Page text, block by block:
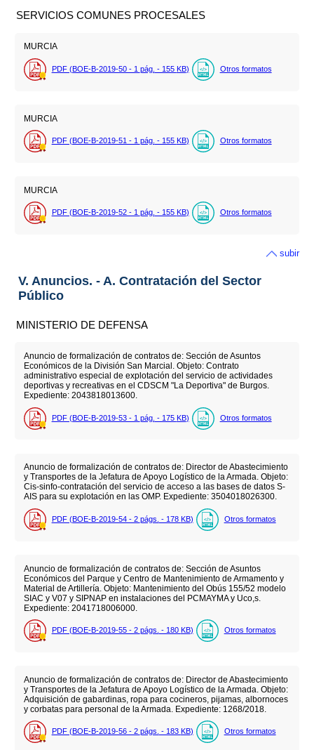
SERVICIOS COMUNES PROCESALES
MURCIA
PDF (BOE-B-2019-50 - 1 pág. - 155 KB) Otros formatos
MURCIA
PDF (BOE-B-2019-51 - 1 pág. - 155 KB) Otros formatos
MURCIA
PDF (BOE-B-2019-52 - 1 pág. - 155 KB) Otros formatos
subir
V. Anuncios. - A. Contratación del Sector
Público
MINISTERIO DE DEFENSA
Anuncio de formalización de contratos de: Sección de Asuntos
Económicos de la División San Marcial. Objeto: Contrato
administrativo especial de explotación del servicio de actividades
deportivas y recreativas en el CDSCM "La Deportiva" de Burgos.
Expediente: 2043818013600.
PDF (BOE-B-2019-53 - 1 pág. - 175 KB) Otros formatos
Anuncio de formalización de contratos de: Director de Abastecimiento
y Transportes de la Jefatura de Apoyo Logístico de la Armada. Objeto:
Cis-sinfo-contratación del servicio de acceso a las bases de datos S-
AIS para su explotación en las OMP. Expediente: 3504018026300.
PDF (BOE-B-2019-54 - 2 págs. - 178 KB) Otros formatos
Anuncio de formalización de contratos de: Sección de Asuntos
Económicos del Parque y Centro de Mantenimiento de Armamento y
Material de Artillería. Objeto: Mantenimiento del Obús 155/52 modelo
SIAC y V07 y SIPNAP en instalaciones del PCMAYMA y Uco,s.
Expediente: 2041718006000.
PDF (BOE-B-2019-55 - 2 págs. - 180 KB) Otros formatos
Anuncio de formalización de contratos de: Director de Abastecimiento
y Transportes de la Jefatura de Apoyo Logístico de la Armada. Objeto:
Adquisición de gabardinas, ropa para cocineros, pijamas, albornoces
y corbatas para personal de la Armada. Expediente: 1268/2018.
PDF (BOE-B-2019-56 - 2 págs. - 183 KB) Otros formatos